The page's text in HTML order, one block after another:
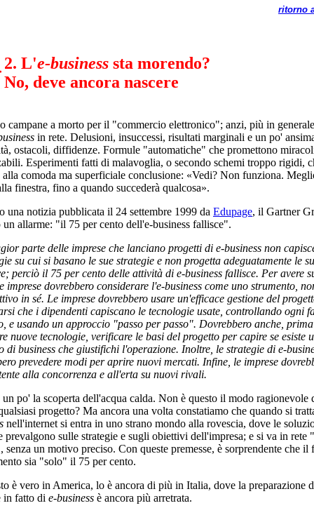
ritorno
2. L'e-business sta morendo?
No, deve ancora nascere
campane a morto per il "commercio elettronico"; anzi, più in
in rete. Delusioni, insuccessi, risultati marginali e un po'
ostacoli, diffidenze. Formule "automatiche" che promettono
Esperimenti fatti di malavoglia, o secondo schemi troppo rigidi,
alla comoda ma superficiale conclusione: «Vedi? Non funziona.
finestra, fino a quando succederà qualcosa».
una notizia pubblicata il 24 settembre 1999 da Edupage, il Gartner
un allarme: "il 75 per cento dell'e-business fallisce".
parte delle imprese che lanciano progetti di e-business non
su cui si basano le sue strategie e non progetta adeguatamente le
perciò il 75 per cento delle attività di e-business fallisce. Per avere
imprese dovrebbero considerare l'e-business come uno strumento,
in sé. Le imprese dovrebbero usare un'efficace gestione del
che i dipendenti capiscano le tecnologie usate, controllando ogni
e usando un approccio "passo per passo". Dovrebbero anche,
nuove tecnologie, verificare le basi del progetto per capire se esiste
di business che giustifichi l'operazione. Inoltre, le strategie di e-
prevedere modi per aprire nuovi mercati. Infine, le imprese
alla concorrenza e all'erta su nuovi rivali.
un po' la scoperta dell'acqua calda. Non è questo il modo ragionevole
progetto? Ma ancora una volta constatiamo che quando si
nell'internet si entra in uno strano mondo alla rovescia, dove le
prevalgono sulle strategie e sugli obiettivi dell'impresa; e si va in rete
senza un motivo preciso. Con queste premesse, è sorprendente che il
sia "solo" il 75 per cento.
è vero in America, lo è ancora di più in Italia, dove la preparazione
in fatto di e-business è ancora più arretrata.